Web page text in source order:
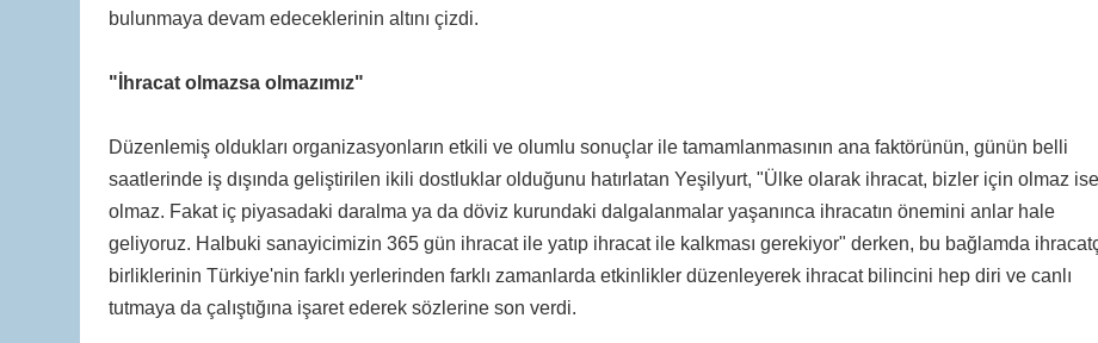
bulunmaya devam edeceklerinin altını çizdi.
"İhracat olmazsa olmazımız"
Düzenlemiş oldukları organizasyonların etkili ve olumlu sonuçlar ile tamamlanmasının ana faktörünün, günün belli
saatlerinde iş dışında geliştirilen ikili dostluklar olduğunu hatırlatan Yeşilyurt, "Ülke olarak ihracat, bizler için olmaz ise
olmaz. Fakat iç piyasadaki daralma ya da döviz kurundaki dalgalanmalar yaşanınca ihracatın önemini anlar hale
geliyoruz. Halbuki sanayicimizin 365 gün ihracat ile yatıp ihracat ile kalkması gerekiyor" derken, bu bağlamda
birliklerinin Türkiye'nin farklı yerlerinden farklı zamanlarda etkinlikler düzenleyerek ihracat bilincini hep diri ve canlı
tutmaya da çalıştığına işaret ederek sözlerine son verdi.